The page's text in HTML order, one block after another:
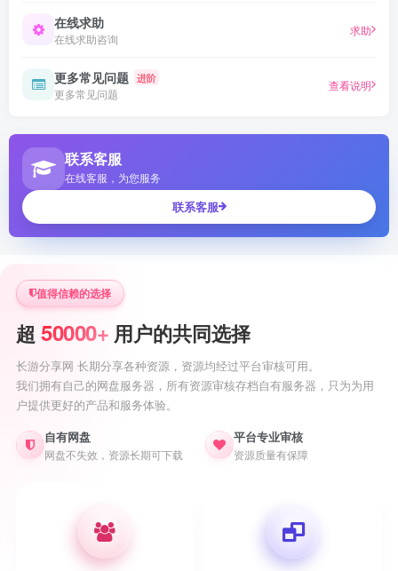
在线求助
在线求助咨询
求助
更多常见问题 进阶
更多常见问题
查看说明
联系客服
在线客服，为您服务
联系客服
值得信赖的选择
超 50000+ 用户的共同选择
长游分享网 长期分享各种资源，资源均经过平台审核可用。
我们拥有自己的网盘服务器，所有资源审核存档自有服务器，只为为用
户提供更好的产品和服务体验。
自有网盘
网盘不失效，资源长期可下载
平台专业审核
资源质量有保障